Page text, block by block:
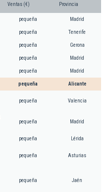
Ventas (€) Provincia
pequeña Madrid
pequeña Tenerife
pequeña Gerona
pequeña Madrid
pequeña Madrid
pequeña Alicante
pequeña Valencia
pequeña Madrid
pequeña Lérida
pequeña Asturias
pequeña Jaén